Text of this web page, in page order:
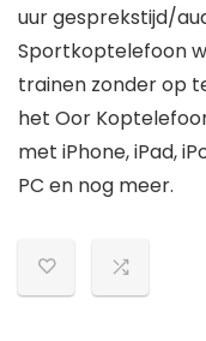
uur gesprekstijd/
Sportkoptelefoon
trainen zonder op
het Oor
met iPhone, iPad,
PC en nog meer.